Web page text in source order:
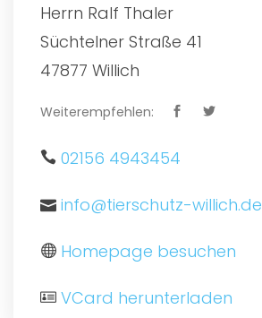
Herrn Ralf Thaler
Süchtelner Straße 41
47877 Willich
Weiterempfehlen:
02156 4943454
info@tierschutz-willich.de
Homepage besuchen
VCard herunterladen